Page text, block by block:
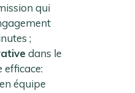
qui
;
dans le
efficace:
équipe